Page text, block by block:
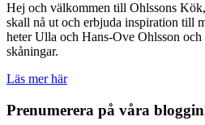
Hej och välkommen till Ohlssons
skall nå ut och erbjuda inspiration till
heter Ulla och Hans-Ove Ohlsson och
skåningar.
Läs mer här
Prenumerera på våra